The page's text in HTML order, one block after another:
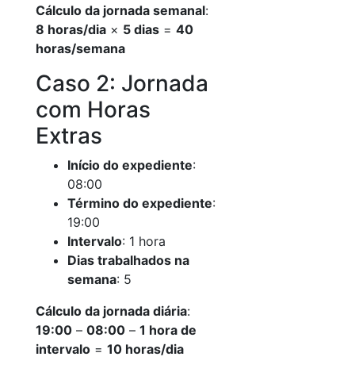
Cálculo da jornada semanal:
8 horas/dia × 5 dias = 40
horas/semana
Caso 2: Jornada
com Horas
Extras
Início do expediente:
08:00
Término do expediente:
19:00
Intervalo: 1 hora
Dias trabalhados na
semana: 5
Cálculo da jornada diária:
19:00 – 08:00 – 1 hora de
intervalo = 10 horas/dia